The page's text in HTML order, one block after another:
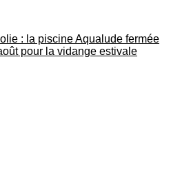
: la piscine Aqualude fermée
pour la vidange estivale